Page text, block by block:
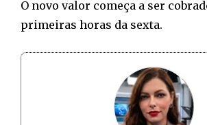
O novo valor começa a ser
primeiras horas da sexta.